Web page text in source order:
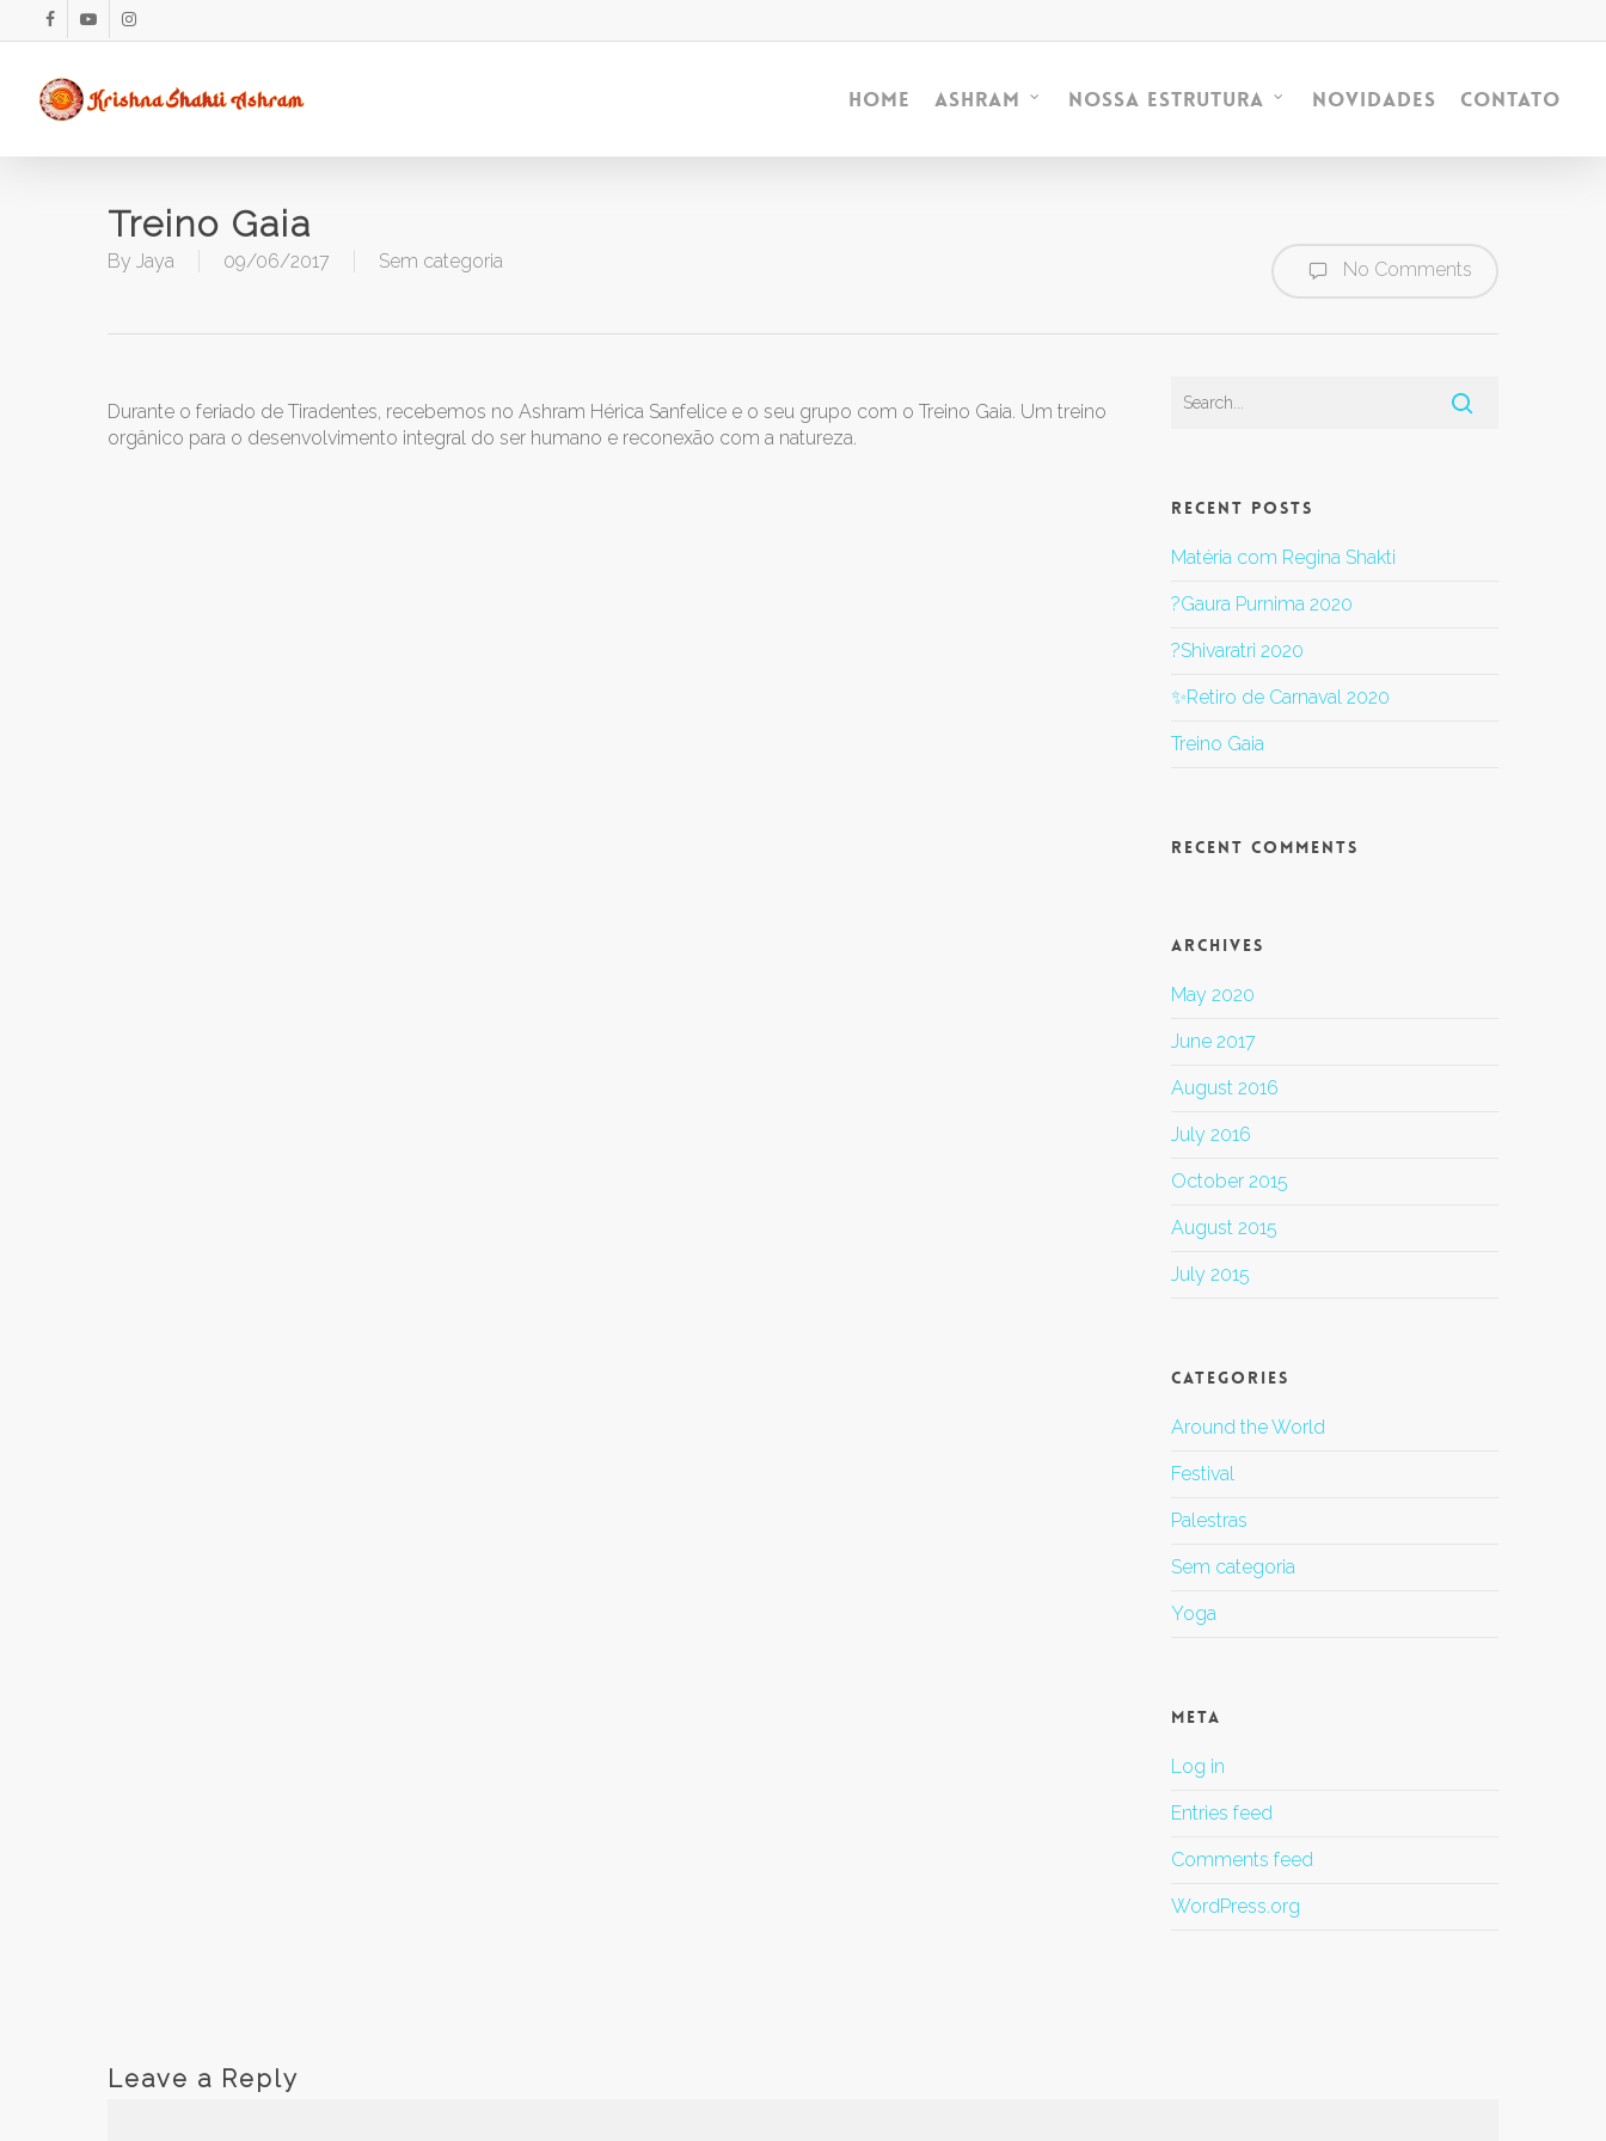
to
content
facebookyoutubeinstagram
Home Ashram Nossa Estrutura Novidades Contato
Treino Gaia
By Jaya 09/06/2017 Sem categoria No Comments
Durante o feriado de Tiradentes, recebemos no Ashram Hérica Sanfelice e o seu grupo com o Treino Gaia. Um treino
orgânico para o desenvolvimento integral do ser humano e reconexão com a natureza.
Recent Posts
Matéria com Regina Shakti
?Gaura Purnima 2020
?Shivaratri 2020
✨Retiro de Carnaval 2020
Treino Gaia
Recent Comments
Archives
May 2020
June 2017
August 2016
July 2016
October 2015
August 2015
July 2015
Categories
Around the World
Festival
Palestras
Sem categoria
Yoga
Meta
Log in
Entries feed
Comments feed
WordPress.org
Leave a Reply